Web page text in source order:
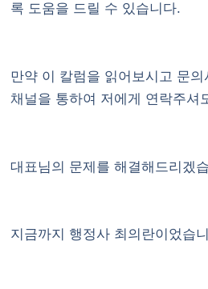
록 도움을 드릴 수 있습니다.
만약 이 칼럼을 읽어보시고 문
채널을 통하여 저에게 연락주셔
대표님의 문제를 해결해드리겠
지금까지 행정사 최의란이었습